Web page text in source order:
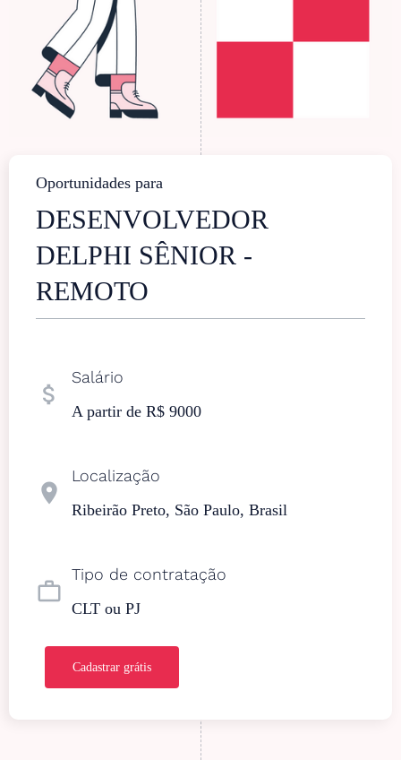
Oportunidades para
DESENVOLVEDOR
DELPHI SÊNIOR -
REMOTO
attach_money
Salário
A partir de R$ 9000
location_on
Localização
Ribeirão Preto, São Paulo, Brasil
work_outline
Tipo de contratação
CLT ou PJ
Cadastrar grátis